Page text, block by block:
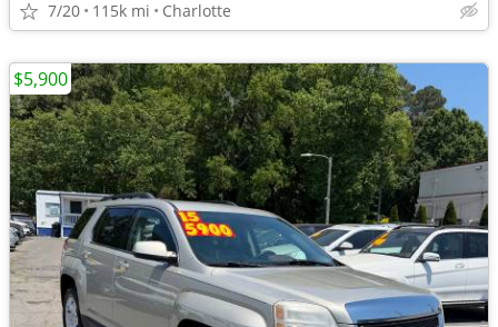
7/20 115k mi Charlotte
$5,900